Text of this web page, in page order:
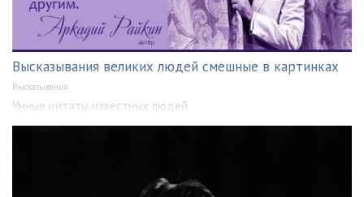
Высказывания великих людей смешные в картинках
Высказывания
Умные цитаты известных людей